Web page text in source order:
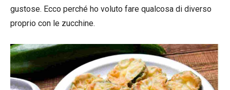
gustose. Ecco perché ho voluto fare qualcosa di diverso
proprio con le zucchine.